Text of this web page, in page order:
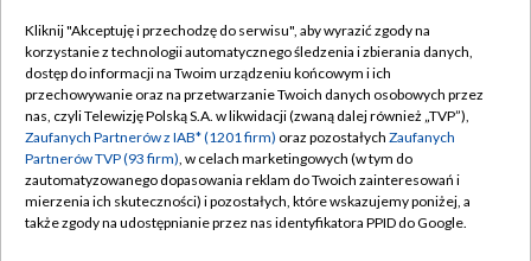
TVP
Abonament TVP
Emisja w TVP
Centrum informacji TVP
Naziemna Telewizja Cyfrowa
Regulamin TVP
Polityka prywatności
Moje zgody
Pomoc
Kliknij "Akceptuję i przechodzę do serwisu", aby wyrazić zgody na
korzystanie z technologii automatycznego śledzenia i zbierania danych,
dostęp do informacji na Twoim urządzeniu końcowym i ich
przechowywanie oraz na przetwarzanie Twoich danych osobowych przez
nas, czyli Telewizję Polską S.A. w likwidacji (zwaną dalej również „TVP”),
Zaufanych Partnerów z IAB* (1201 firm) oraz pozostałych Zaufanych
Partnerów TVP (93 firm), w celach marketingowych (w tym do
zautomatyzowanego dopasowania reklam do Twoich zainteresowań i
mierzenia ich skuteczności) i pozostałych, które wskazujemy poniżej, a
także zgody na udostępnianie przez nas identyfikatora PPID do Google.